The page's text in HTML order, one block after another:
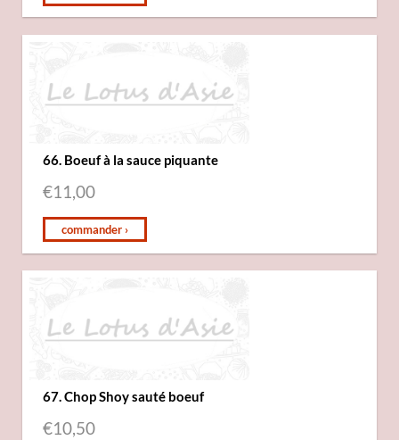
66. Boeuf à la sauce piquante
€11,00
commander ›
67. Chop Shoy sauté boeuf
€10,50